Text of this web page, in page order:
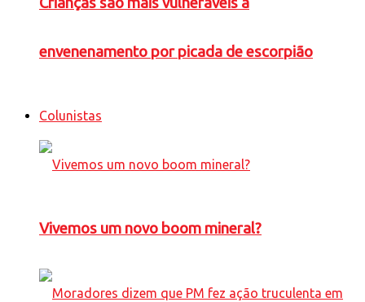
envenenamento por picada de escorpião
Colunistas
Vivemos um novo boom mineral?